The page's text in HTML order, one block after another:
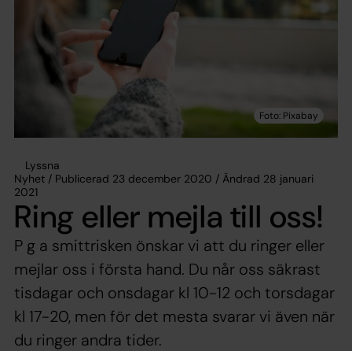
Lyssna
Nyhet / Publicerad 23 december 2020 / Ändrad 28 januari
2021
Ring eller mejla till oss!
P g a smittrisken önskar vi att du ringer eller
mejlar oss i första hand. Du når oss säkrast
tisdagar och onsdagar kl 10-12 och torsdagar
kl 17-20, men för det mesta svarar vi även när
du ringer andra tider.